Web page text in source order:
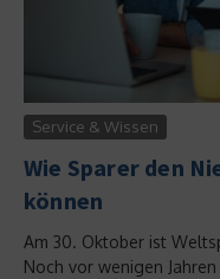
Service & Wissen
Wie Sparer den
können
Am 30. Oktober ist
Noch vor wenigen